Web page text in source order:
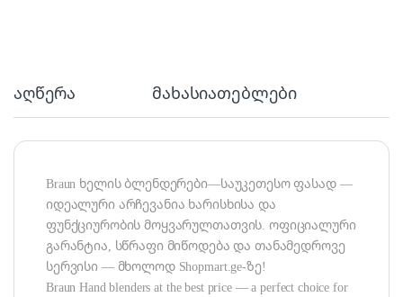
აღწერა მახასიათებლები
Braun ხელის ბლენდერები—საუკეთესო ფასად —
იდეალური არჩევანია ხარისხისა და
ფუნქციურობის მოყვარულთათვის. ოფიციალური
გარანტია, სწრაფი მიწოდება და თანამედროვე
სერვისი — მხოლოდ Shopmart.ge-ზე!
Braun Hand blenders at the best price — a perfect choice for